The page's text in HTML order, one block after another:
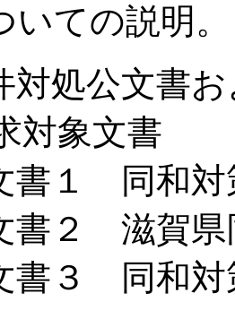
いての説明。
処公文書お
象文書
書１ 同和対
書２ 滋賀県
書３ 同和対